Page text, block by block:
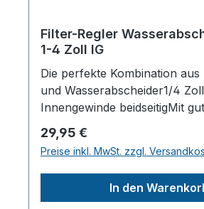
Filter-Regler
1-4 Zoll IG
Die perfekte Kombination
und Wasserabscheider1/4
Innengewinde beidseitigMit
Druckeinstellung durch
AbluftentlastungIdeal zur
Kompressor oder
DruckluftanlageFilterfähigkeit
Regulärer Preis:
29,95 €
Preise inkl. MwSt. zzgl.
In den